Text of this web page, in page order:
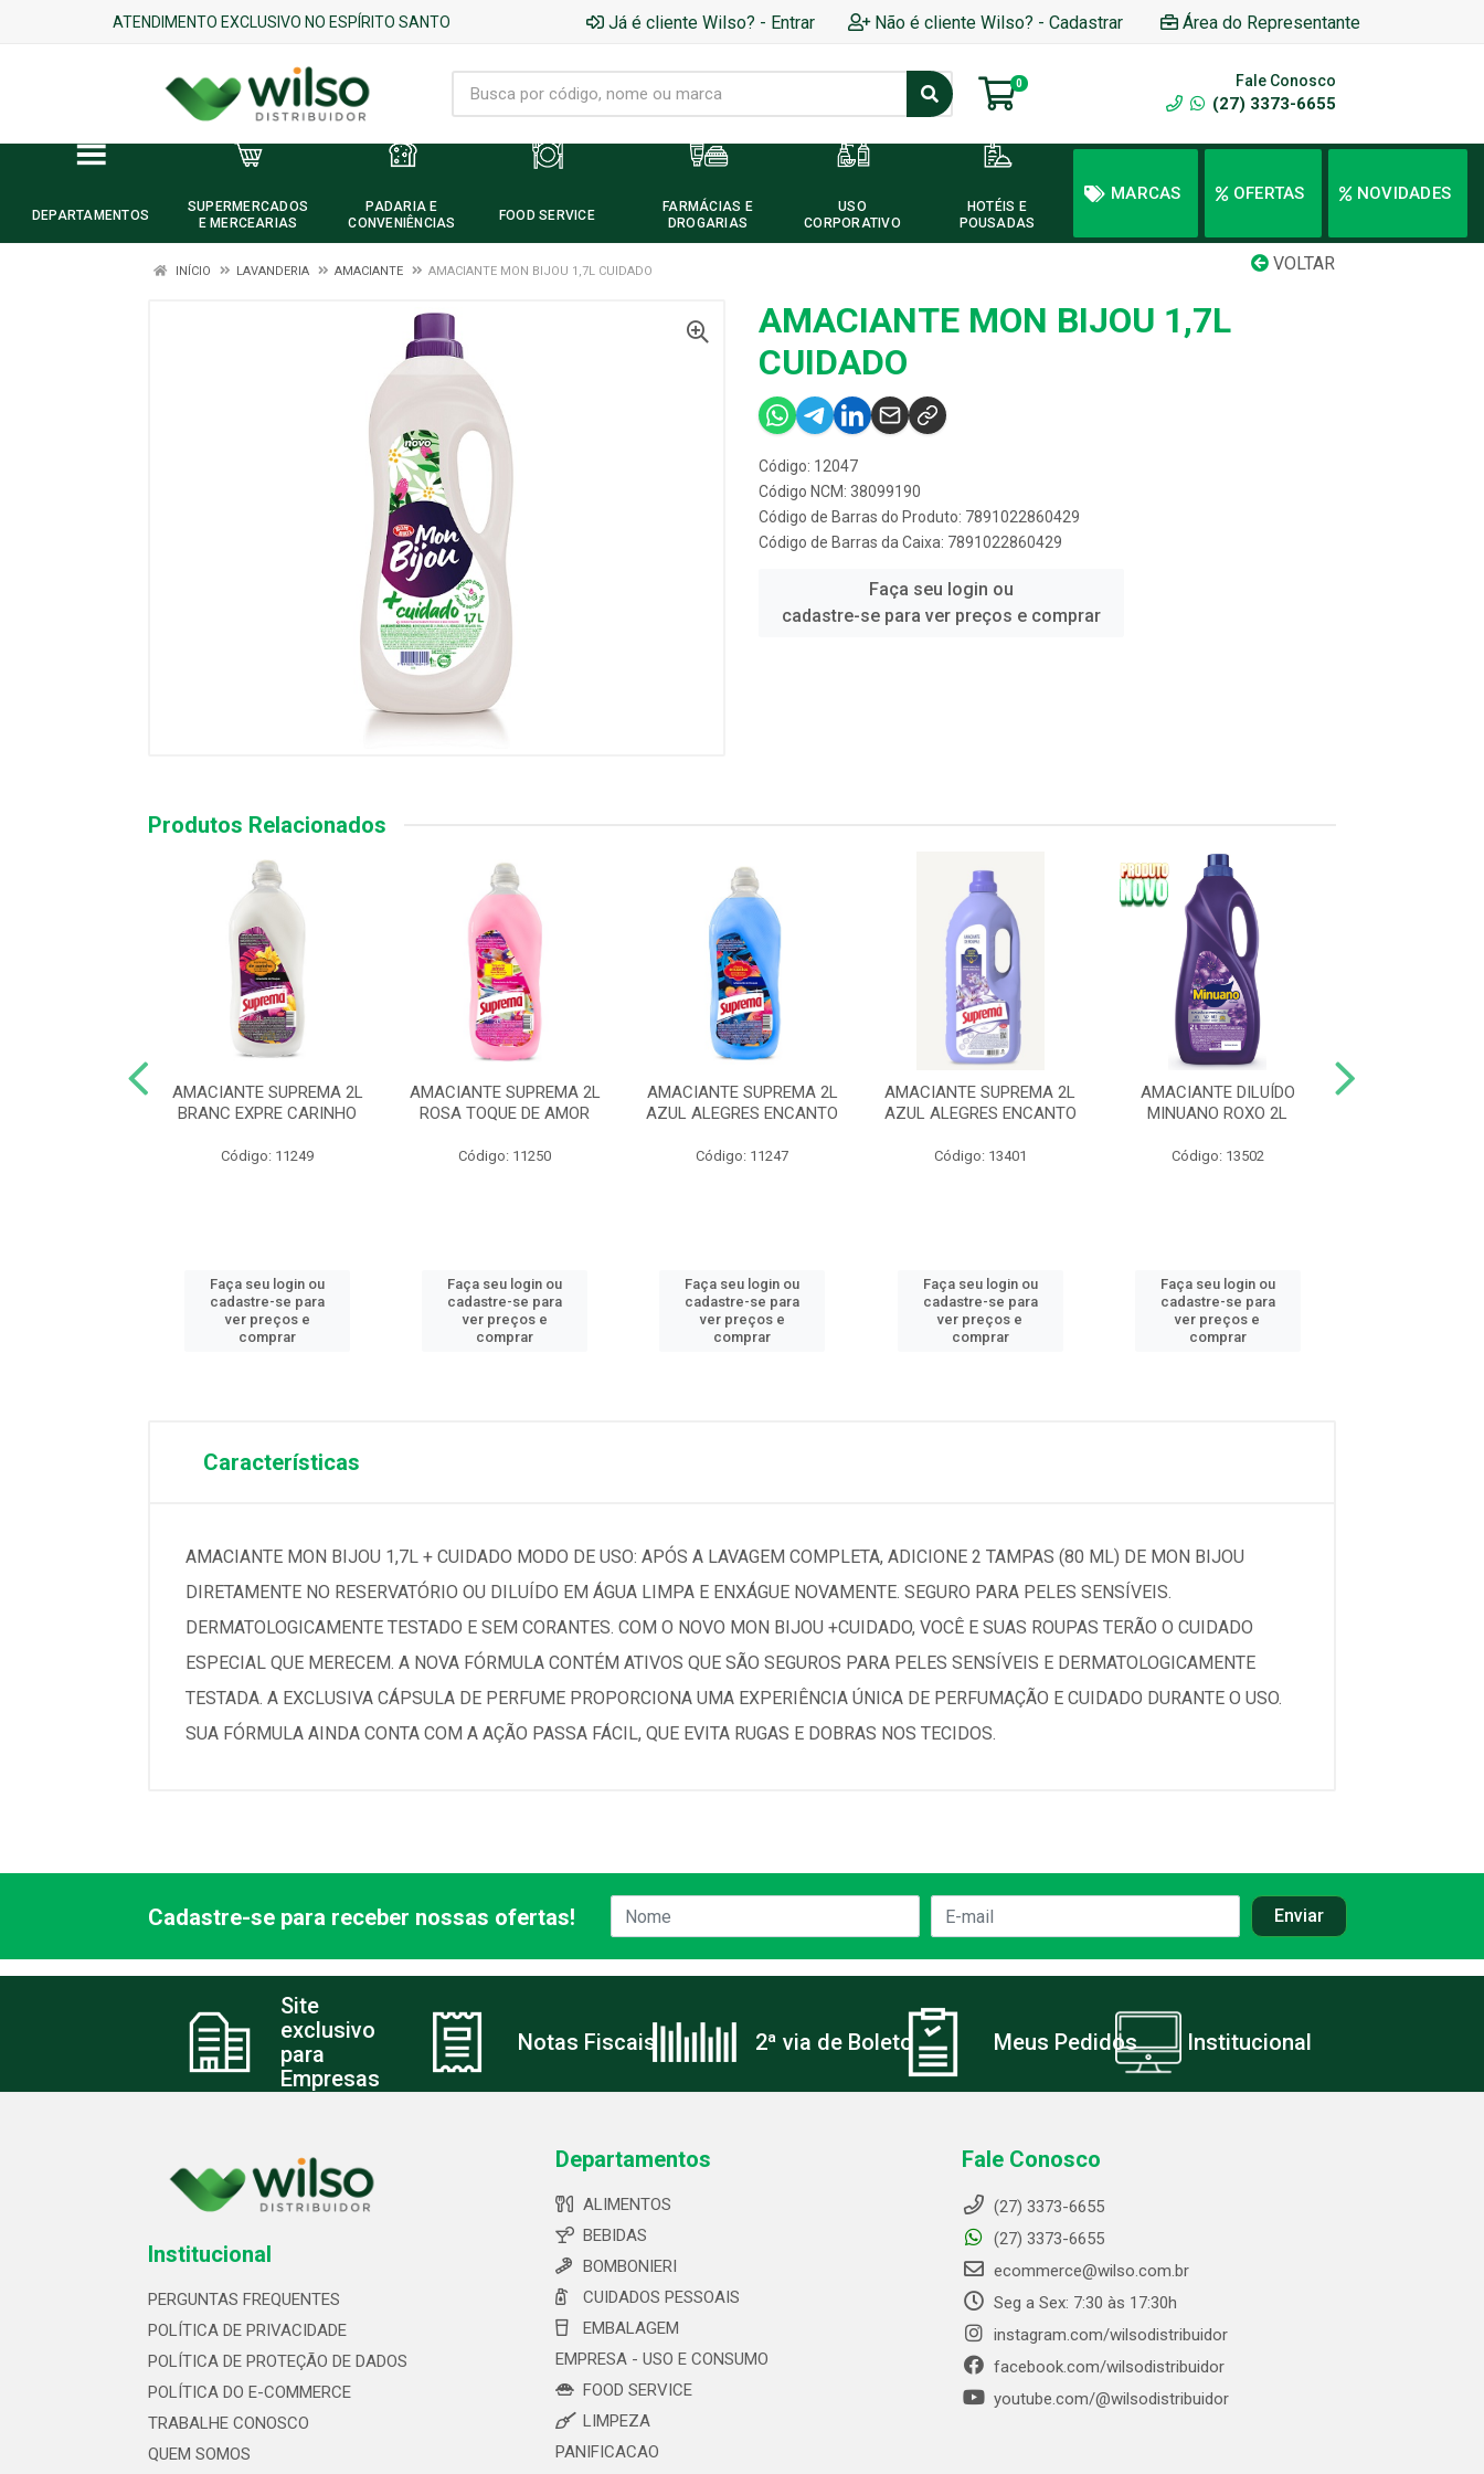
ATENDIMENTO EXCLUSIVO NO ESPÍRITO SANTO Já é cliente Wilso? - Entrar Não é cliente Wilso? - Cadastrar Área do Representante
0 Fale Conosco
(27) 3373-6655
DEPARTAMENTOS
SUPERMERCADOS
E MERCEARIAS
PADARIA E
CONVENIÊNCIAS
FOOD SERVICE
FARMÁCIAS E
DROGARIAS
USO
CORPORATIVO
HOTÉIS E
POUSADAS
MARCAS OFERTAS NOVIDADES
VOLTAR
INÍCIO LAVANDERIA AMACIANTE AMACIANTE MON BIJOU 1,7L CUIDADO
AMACIANTE MON BIJOU 1,7L
CUIDADO
Código: 12047
Código NCM: 38099190
Código de Barras do Produto: 7891022860429
Código de Barras da Caixa: 7891022860429
Faça seu login ou
cadastre-se para ver preços e comprar
Produtos Relacionados
AMACIANTE SUPREMA 2L
BRANC EXPRE CARINHO
Código: 11249
Faça seu login ou
cadastre-se para
ver preços e
comprar
AMACIANTE SUPREMA 2L
ROSA TOQUE DE AMOR
Código: 11250
Faça seu login ou
cadastre-se para
ver preços e
comprar
AMACIANTE SUPREMA 2L
AZUL ALEGRES ENCANTO
Código: 11247
Faça seu login ou
cadastre-se para
ver preços e
comprar
AMACIANTE SUPREMA 2L
AZUL ALEGRES ENCANTO
Código: 13401
Faça seu login ou
cadastre-se para
ver preços e
comprar
AMACIANTE DILUÍDO
MINUANO ROXO 2L
Código: 13502
Faça seu login ou
cadastre-se para
ver preços e
comprar
Características
AMACIANTE MON BIJOU 1,7L + CUIDADO MODO DE USO: APÓS A LAVAGEM COMPLETA, ADICIONE 2 TAMPAS (80 ML) DE MON BIJOU
DIRETAMENTE NO RESERVATÓRIO OU DILUÍDO EM ÁGUA LIMPA E ENXÁGUE NOVAMENTE. SEGURO PARA PELES SENSÍVEIS.
DERMATOLOGICAMENTE TESTADO E SEM CORANTES. COM O NOVO MON BIJOU +CUIDADO, VOCÊ E SUAS ROUPAS TERÃO O CUIDADO
ESPECIAL QUE MERECEM. A NOVA FÓRMULA CONTÉM ATIVOS QUE SÃO SEGUROS PARA PELES SENSÍVEIS E DERMATOLOGICAMENTE
TESTADA. A EXCLUSIVA CÁPSULA DE PERFUME PROPORCIONA UMA EXPERIÊNCIA ÚNICA DE PERFUMAÇÃO E CUIDADO DURANTE O USO.
SUA FÓRMULA AINDA CONTA COM A AÇÃO PASSA FÁCIL, QUE EVITA RUGAS E DOBRAS NOS TECIDOS.
Cadastre-se para receber nossas ofertas!
Site
exclusivo
para
Empresas
Notas Fiscais 2ª via de Boleto Meus Pedidos Institucional
Institucional
PERGUNTAS FREQUENTES
POLÍTICA DE PRIVACIDADE
POLÍTICA DE PROTEÇÃO DE DADOS
POLÍTICA DO E-COMMERCE
TRABALHE CONOSCO
QUEM SOMOS
Departamentos
ALIMENTOS
BEBIDAS
BOMBONIERI
CUIDADOS PESSOAIS
EMBALAGEM
EMPRESA - USO E CONSUMO
FOOD SERVICE
LIMPEZA
PANIFICACAO
Fale Conosco
(27) 3373-6655
(27) 3373-6655
ecommerce@wilso.com.br
Seg a Sex: 7:30 às 17:30h
instagram.com/wilsodistribuidor
facebook.com/wilsodistribuidor
youtube.com/@wilsodistribuidor